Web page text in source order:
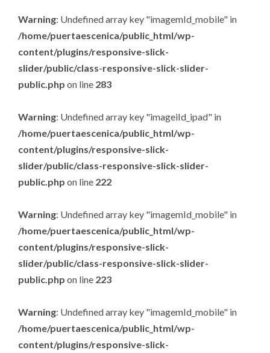
Warning: Undefined array key "imagemId_mobile" in
/home/puertaescenica/public_html/wp-
content/plugins/responsive-slick-
slider/public/class-responsive-slick-slider-
public.php on line 283
Warning: Undefined array key "imageiId_ipad" in
/home/puertaescenica/public_html/wp-
content/plugins/responsive-slick-
slider/public/class-responsive-slick-slider-
public.php on line 222
Warning: Undefined array key "imagemId_mobile" in
/home/puertaescenica/public_html/wp-
content/plugins/responsive-slick-
slider/public/class-responsive-slick-slider-
public.php on line 223
Warning: Undefined array key "imagemId_mobile" in
/home/puertaescenica/public_html/wp-
content/plugins/responsive-slick-